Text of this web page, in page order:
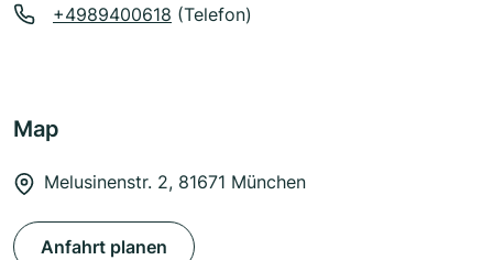
+4989400618 (Telefon)
Map
Melusinenstr. 2, 81671 München
Anfahrt planen